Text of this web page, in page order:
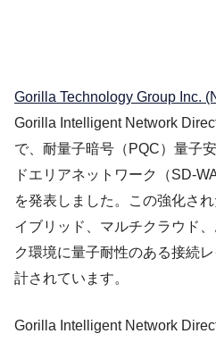
Gorilla Technology Group Inc.
Gorilla Intelligent Network
で、耐量子暗号（PQC）量子
ドエリアネットワーク（SD-
を発表しました。この強化さ
イブリッド、マルチクラウド
ク環境に量子耐性のある接続
計されています。
Gorilla Intelligent Network